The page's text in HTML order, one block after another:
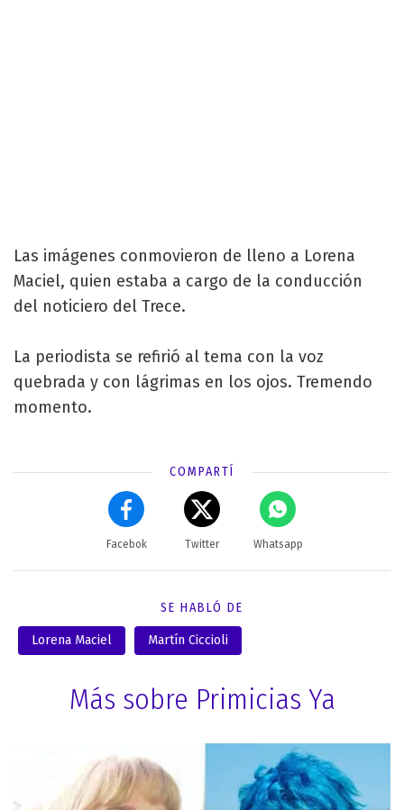
Las imágenes conmovieron de lleno a Lorena
Maciel, quien estaba a cargo de la conducción
del noticiero del Trece.
La periodista se refirió al tema con la voz
quebrada y con lágrimas en los ojos. Tremendo
momento.
COMPARTÍ
Facebok Twitter Whatsapp
SE HABLÓ DE
Lorena Maciel Martín Ciccioli
Más sobre Primicias Ya